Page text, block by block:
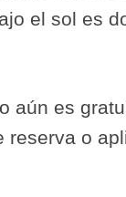
el sol es
aún es
reserva o